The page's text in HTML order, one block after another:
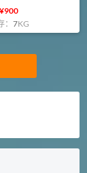
¥900
：7KG